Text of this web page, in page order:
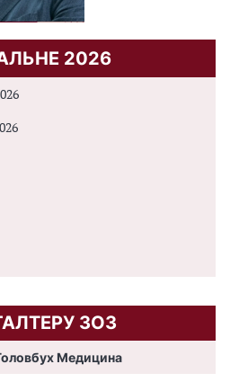
2026
ЗОЗ
Медицина